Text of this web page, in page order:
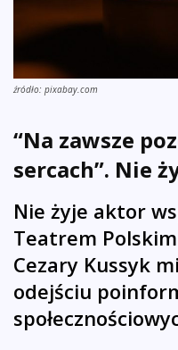
źródło: pixabay.com
“Na zawsze
sercach”. Nie
Nie żyje aktor
Teatrem
Cezary Kussyk
odejściu